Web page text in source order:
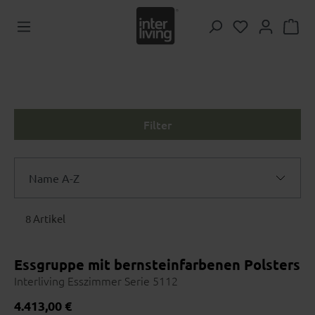
Zum Hauptinhalt springen
Du hast 0
Filter
8 Artikel
Name A-Z
Name A-Z
Preis aufsteigend
Preis absteigend
Essgruppe mit bernsteinfarbenen
Interliving Esszimmer Serie 5112
Regulärer Preis:
4.413,00 €